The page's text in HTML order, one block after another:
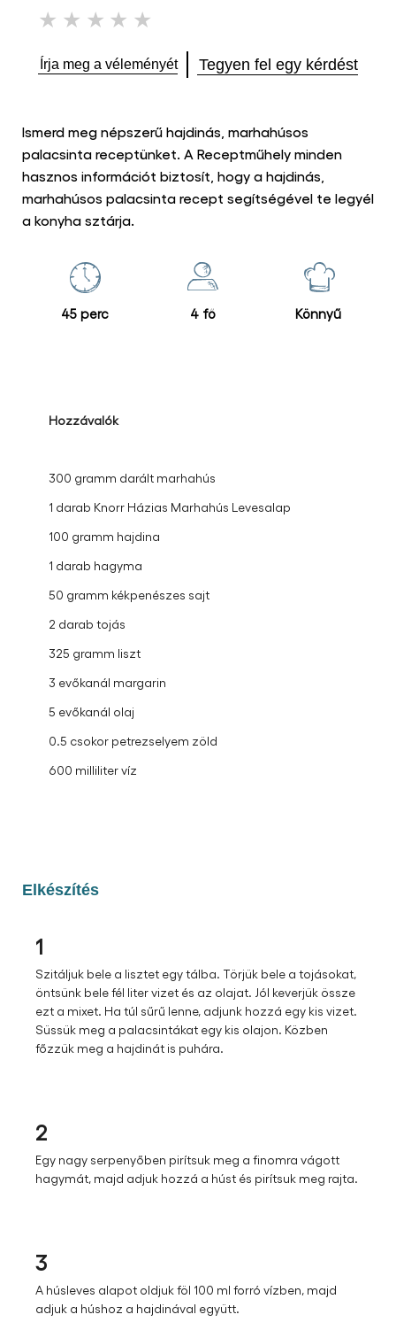
Nem
küldtek
értékelést
elemhez
Írja meg a véleményét Tegyen fel egy kérdést
Ismerd meg népszerű hajdinás, marhahúsos
palacsinta receptünket. A Receptműhely minden
hasznos információt biztosít, hogy a hajdinás,
marhahúsos palacsinta recept segítségével te legyél
a konyha sztárja.
45 perc 4 fő Könnyű
Hozzávalók
300 gramm darált marhahús
1 darab Knorr Házias Marhahús Levesalap
100 gramm hajdina
1 darab hagyma
50 gramm kékpenészes sajt
2 darab tojás
325 gramm liszt
3 evőkanál margarin
5 evőkanál olaj
0.5 csokor petrezselyem zöld
600 milliliter víz
Elkészítés
1
Szitáljuk bele a lisztet egy tálba. Törjük bele a tojásokat,
öntsünk bele fél liter vizet és az olajat. Jól keverjük össze
ezt a mixet. Ha túl sűrű lenne, adjunk hozzá egy kis vizet.
Süssük meg a palacsintákat egy kis olajon. Közben
főzzük meg a hajdinát is puhára.
2
Egy nagy serpenyőben pirítsuk meg a finomra vágott
hagymát, majd adjuk hozzá a húst és pirítsuk meg rajta.
3
A húsleves alapot oldjuk föl 100 ml forró vízben, majd
adjuk a húshoz a hajdinával együtt.